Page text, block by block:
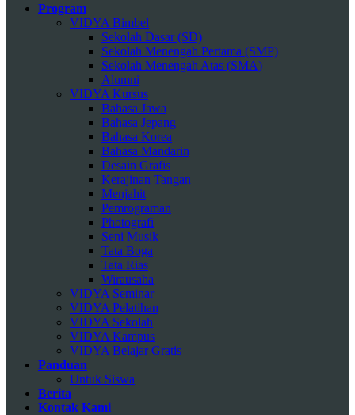
Program
VIDYA Bimbel
Sekolah Dasar (SD)
Sekolah Menengah Pertama (SMP)
Sekolah Menengah Atas (SMA)
Alumni
VIDYA Kursus
Bahasa Jawa
Bahasa Jepang
Bahasa Korea
Bahasa Mandarin
Desain Grafis
Kerajinan Tangan
Menjahit
Pemrograman
Photografi
Seni Musik
Tata Boga
Tata Rias
Wirausaha
VIDYA Seminar
VIDYA Pelatihan
VIDYA Sekolah
VIDYA Kampus
VIDYA Belajar Gratis
Panduan
Untuk Siswa
Berita
Kontak Kami